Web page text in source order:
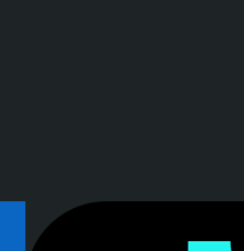
una nueva ventana)